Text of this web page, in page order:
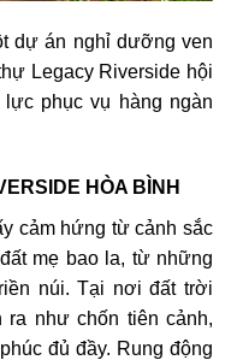
dự án nghỉ dưỡng ven
Legacy Riverside hội
phục vụ hàng ngàn
HÒA BÌNH
cảm hứng từ cảnh sắc
mẹ bao la, từ những
núi. Tại nơi đất trời
ra như chốn tiên cảnh,
đủ đầy. Rung động